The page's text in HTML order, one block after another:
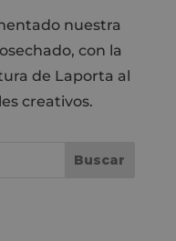
nuestra
con la
de Laporta al
creativos.